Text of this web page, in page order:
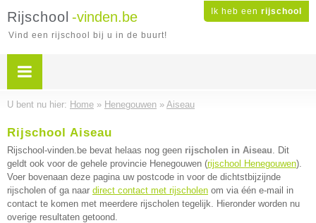
Ik heb een rijschool
Rijschool -vinden.be
Vind een rijschool bij u in de buurt!
U bent nu hier: Home » Henegouwen » Aiseau
Rijschool Aiseau
Rijschool-vinden.be bevat helaas nog geen rijscholen in Aiseau. Dit
geldt ook voor de gehele provincie Henegouwen (rijschool Henegouwen).
Voer bovenaan deze pagina uw postcode in voor de dichtstbijzijnde
rijscholen of ga naar direct contact met rijscholen om via één e-mail in
contact te komen met meerdere rijscholen tegelijk. Hieronder worden nu
overige resultaten getoond.